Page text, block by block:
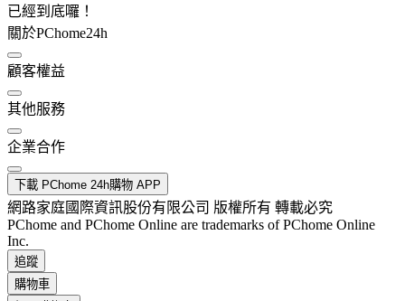
已經到底囉！
關於PChome24h
顧客權益
其他服務
企業合作
下載 PChome 24h購物 APP
網路家庭國際資訊股份有限公司 版權所有 轉載必究
PChome and PChome Online are trademarks of PChome Online
Inc.
追蹤
購物車